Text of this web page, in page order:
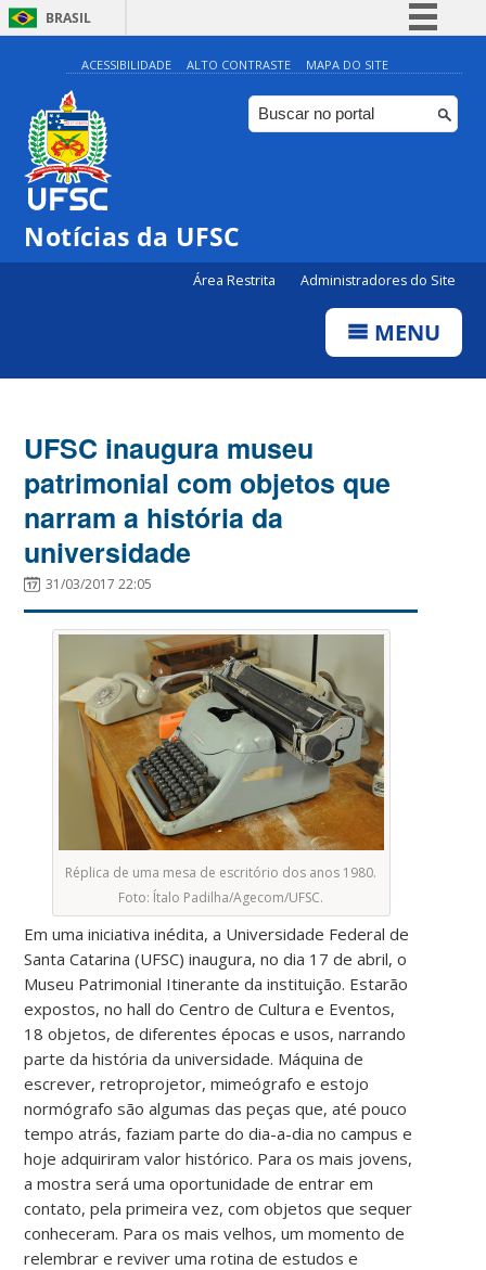
BRASIL
Simplifique!
Comunica BR
Participe
ACESSIBILIDADE ALTO CONTRASTE MAPA DO SITE
Notícias da UFSC
Área Restrita Administradores do Site
MENU
UFSC inaugura museu
patrimonial com objetos que
narram a história da
universidade
31/03/2017 22:05
Réplica de uma mesa de escritório dos anos 1980.
Foto: Ítalo Padilha/Agecom/UFSC.
Em uma iniciativa inédita, a Universidade Federal de
Santa Catarina (UFSC) inaugura, no dia 17 de abril, o
Museu Patrimonial Itinerante da instituição. Estarão
expostos, no hall do Centro de Cultura e Eventos,
18 objetos, de diferentes épocas e usos, narrando
parte da história da universidade. Máquina de
escrever, retroprojetor, mimeógrafo e estojo
normógrafo são algumas das peças que, até pouco
tempo atrás, faziam parte do dia-a-dia no campus e
hoje adquiriram valor histórico. Para os mais jovens,
a mostra será uma oportunidade de entrar em
contato, pela primeira vez, com objetos que sequer
conheceram. Para os mais velhos, um momento de
relembrar e reviver uma rotina de estudos e